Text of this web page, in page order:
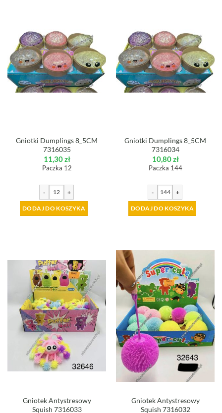
Gniotki Dumplings 8_5CM
7316035
11,30zł
Paczka 12
- +
DODAJ DO KOSZYKA
Gniotki Dumplings 8_5CM
7316034
10,80zł
Paczka 144
- +
DODAJ DO KOSZYKA
Gniotek Antystresowy
Squish 7316033
Gniotek Antystresowy
Squish 7316032